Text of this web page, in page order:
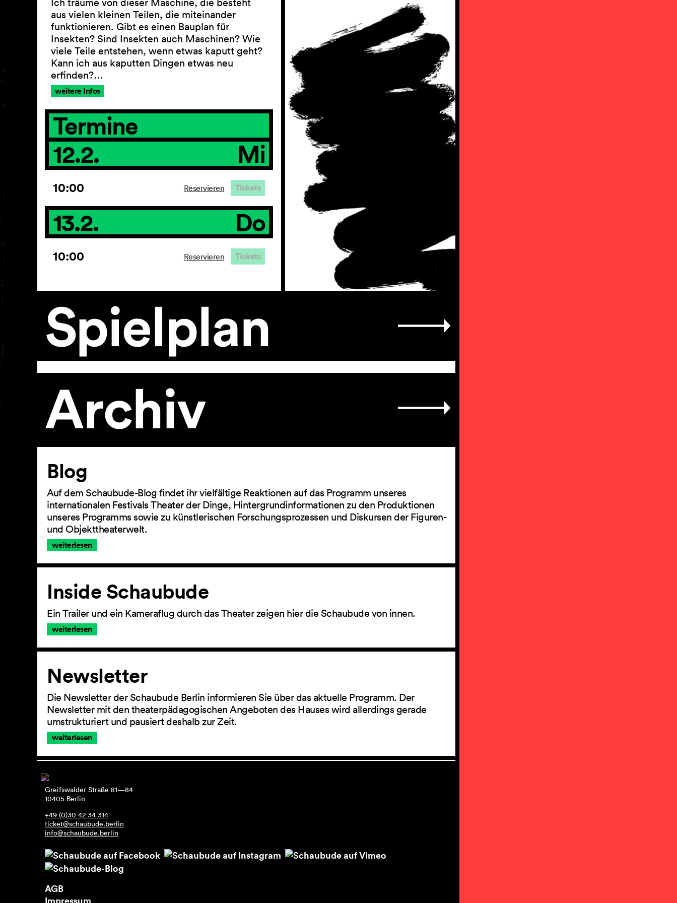
Ich träume von dieser Maschine, die besteht
aus vielen kleinen Teilen, die miteinander
funktionieren. Gibt es einen Bauplan für
Insekten? Sind Insekten auch Maschinen? Wie
viele Teile entstehen, wenn etwas kaputt geht?
Kann ich aus kaputten Dingen etwas neu
erfinden?…
weitere Infos
Termine
12.2.
Mi
10:00 Reservieren Tickets
13.2. Do
10:00 Reservieren Tickets
Spielplan
Archiv
Artikel
Blog
Auf dem Schaubude-Blog findet ihr vielfältige Reaktionen auf das Programm unseres
internationalen Festivals Theater der Dinge, Hintergrundinformationen zu den Produktionen
unseres Programms sowie zu künstlerischen Forschungsprozessen und Diskursen der Figuren-
und Objekttheaterwelt.
weiterlesen
Inside Schaubude
Ein Trailer und ein Kameraflug durch das Theater zeigen hier die Schaubude von innen.
weiterlesen
Newsletter
Die Newsletter der Schaubude Berlin informieren Sie über das aktuelle Programm. Der
Newsletter mit den theaterpädagogischen Angeboten des Hauses wird allerdings gerade
umstrukturiert und pausiert deshalb zur Zeit.
weiterlesen
Greifswalder Straße 81—84
10405 Berlin
+49 (0)30 42 34 314
ticket@schaubude.berlin
info@schaubude.berlin
AGB
Impressum